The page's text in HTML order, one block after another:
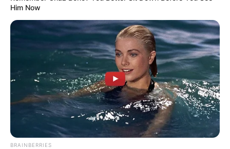
Him Now
BRAINBERRIES